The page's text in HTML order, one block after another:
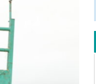
: un arrêté pour
les coupes dans les